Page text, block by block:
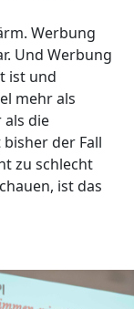
Werbung
Und Werbung
ist und
mehr als
die
der Fall
zu schlecht
ist das